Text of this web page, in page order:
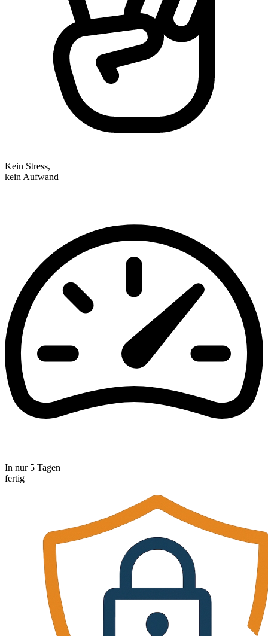
Kein Stress,
kein Aufwand
In nur 5 Tagen
fertig